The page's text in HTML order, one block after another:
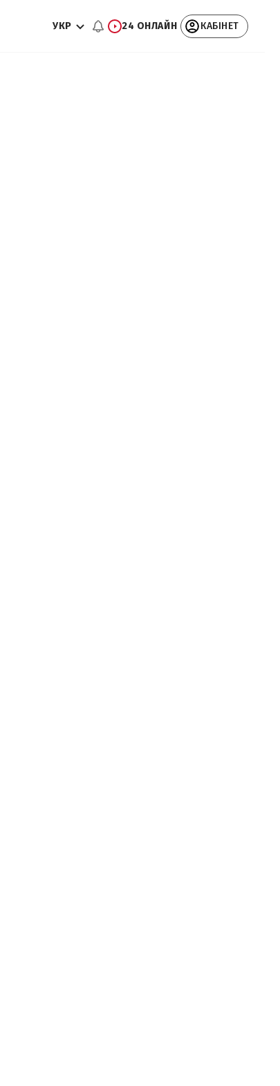
УКР 24 ОНЛАЙН КАБІНЕТ